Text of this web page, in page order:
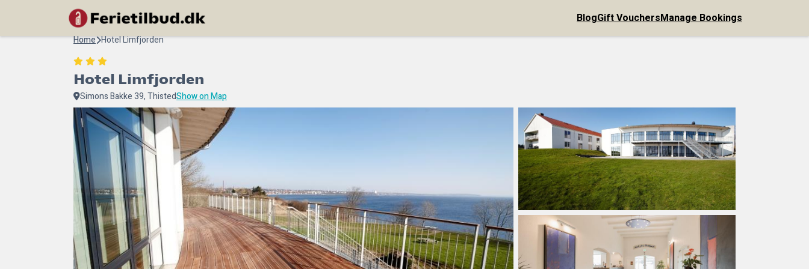
BlogGift VouchersManage Bookings
Home Hotel Limfjorden
Hotel Limfjorden
Simons Bakke 39, ThistedShow on Map